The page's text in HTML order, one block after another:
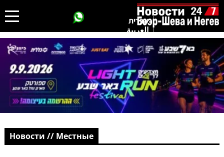
עברית
العربية
Новости // Местные